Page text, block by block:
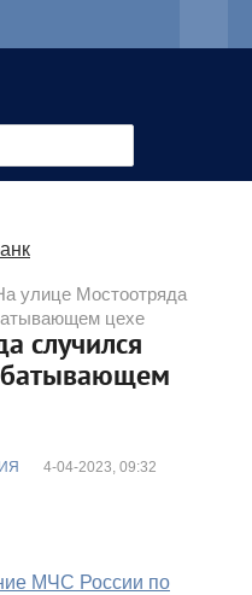
улице Мостоотряда
цехе
случился
4-04-2023, 09:32
МЧС России по